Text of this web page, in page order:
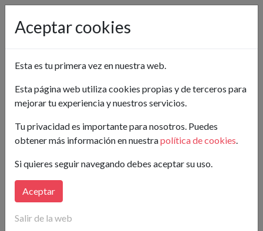
búsqueda.
nuevos anuncios que coincidan con tus necesidades.
Aceptar cookies
Esta es tu primera vez en nuestra web.
Esta página web utiliza cookies propias y de terceros para
mejorar tu experiencia y nuestros servicios.
Tu privacidad es importante para nosotros. Puedes
obtener más información en nuestrapolítica de cookies.
Si quieres seguir navegando debes aceptar su uso.
Aceptar
Salir de la web